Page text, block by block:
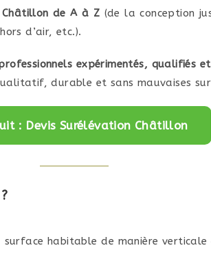
de A à Z (de la conception
d’air, etc.).
expérimentés, qualifiés
durable et sans mauvaises
: Devis Surélévation Châtillon
surface habitable de manière